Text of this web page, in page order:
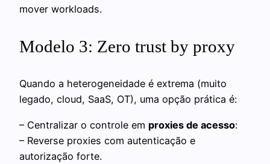
mover workloads.
Modelo 3: Zero trust by proxy
Quando a heterogeneidade é extrema (muito
legado, cloud, SaaS, OT), uma opção prática é:
– Centralizar o controle em proxies de acesso:
– Reverse proxies com autenticação e
autorização forte.